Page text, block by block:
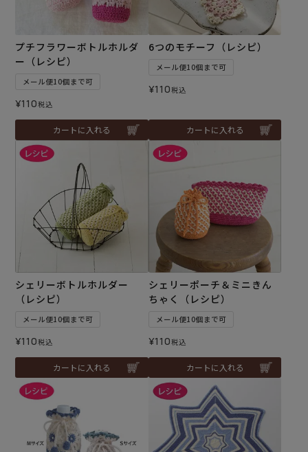
プチフラワーボトルホルダ
ー（レシピ）
メール便10個まで可
¥110税込
カートに入れる
6つのモチーフ（レシピ）
メール便10個まで可
¥110税込
カートに入れる
シェリーボトルホルダー
（レシピ）
メール便10個まで可
¥110税込
カートに入れる
シェリーポーチ＆ミニきん
ちゃく（レシピ）
メール便10個まで可
¥110税込
カートに入れる